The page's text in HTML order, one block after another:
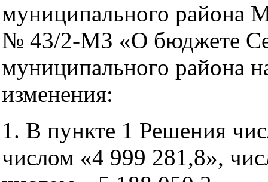
муниципального района
№ 43/2-МЗ «О бюджете
муниципального района
изменения:
1. В пункте 1 Решения
числом «4 999 281,8»,